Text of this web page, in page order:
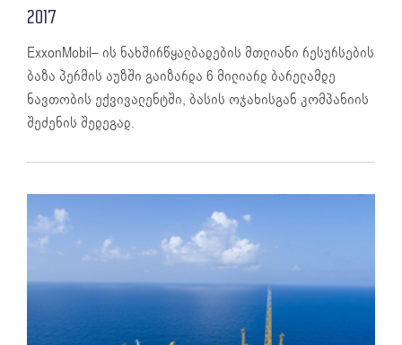
2017
ExxonMobil– ის ნახშირწყალბადების მთლიანი რესურსების
ბაზა პერმის აუზში გაიზარდა 6 მილიარდ ბარელამდე
ნავთობის ექვივალენტში, ბასის ოჯახისგან კომპანიის
შეძენის შედეგად.